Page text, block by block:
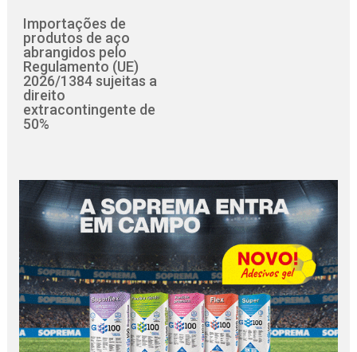
Importações de
produtos de aço
abrangidos pelo
Regulamento (UE)
2026/1384 sujeitas a
direito
extracontingente de
50%